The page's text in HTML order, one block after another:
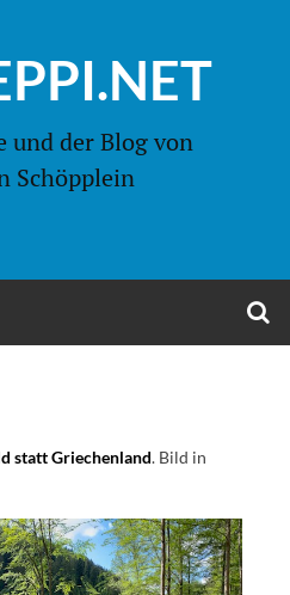
und der Blog von
Schöpplein
statt Griechenland. Bild in